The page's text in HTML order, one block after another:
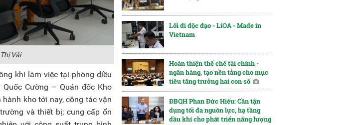
Vải
khí làm việc tại phòng điều
Cường – Quản đốc Kho
kho tới nay, công tác vận
và thiết bị; cung cấp ổn
Lối đi độc đạo - LiOA - Made in
Vietnam
Hoàn thiện thể chế tài chính -
ngân hàng, tạo nền tảng cho mục
tiêu tăng trưởng hai con số
ĐBQH Phan Đức Hiếu: Cần tận
dụng tối đa nguồn lực, hạ tầng
dầu khí cho phát triển năng lượng